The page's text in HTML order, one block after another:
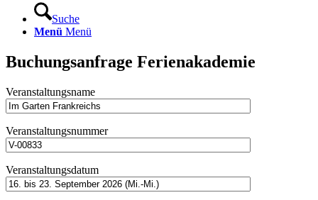
Suche
Menü Menü
Buchungsanfrage Ferienakademie
Veranstaltungsname
Veranstaltungsnummer
Veranstaltungsdatum